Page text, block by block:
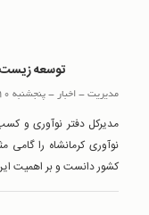
توسعه
مدیریت-اخبار -پنجشنبه 10 تیر 1400
مدیرکل دفتر نوآوری و
نوآوری کرمانشاه را
کشور دانست و بر اهمیت این